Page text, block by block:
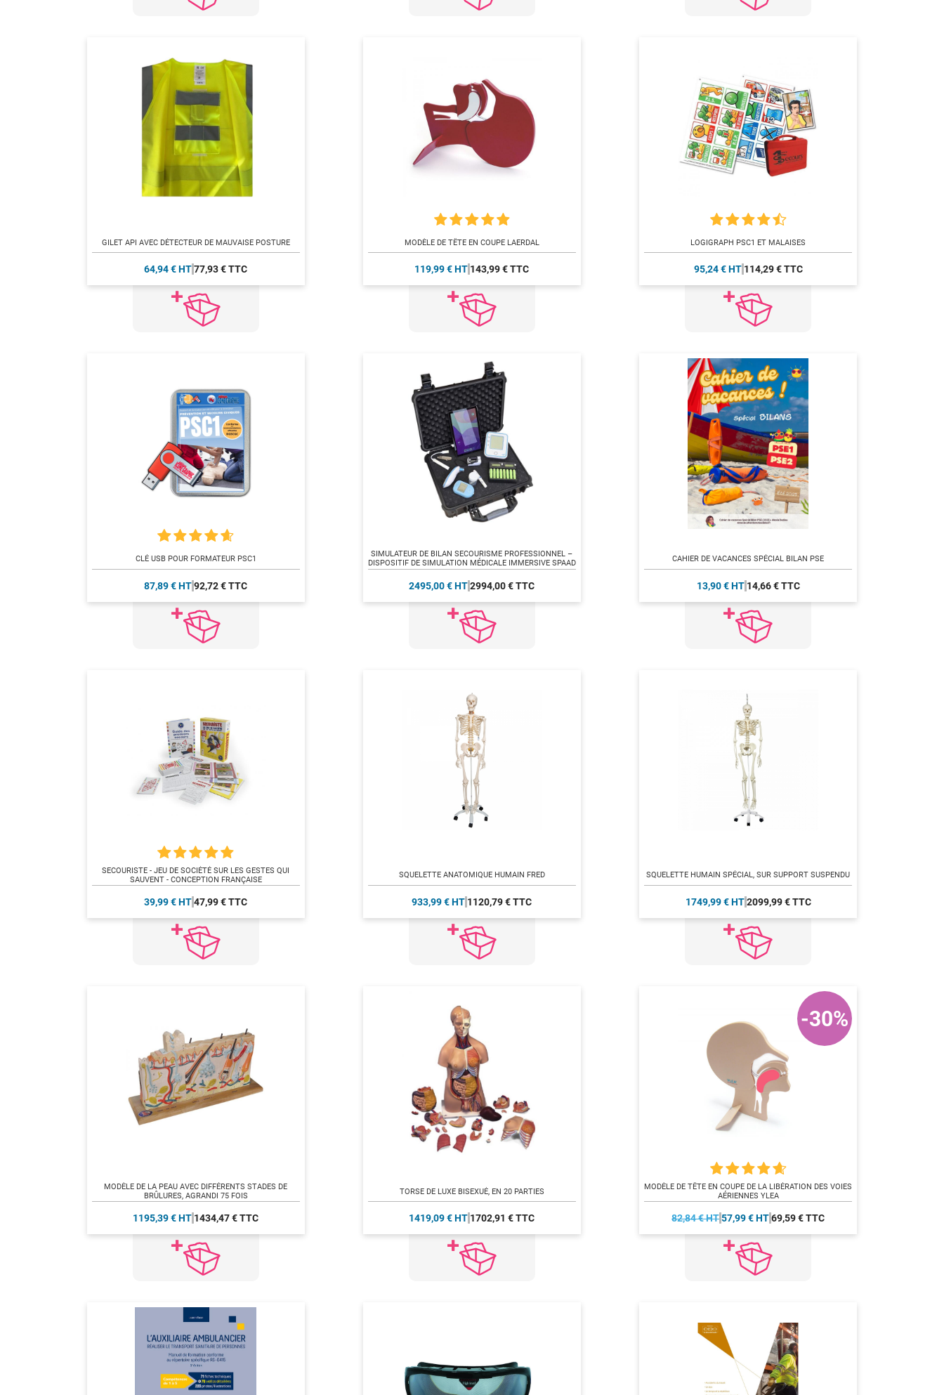
GILET API AVEC DÉTECTEUR DE MAUVAISE POSTURE
64,94 € HT77,93 € TTC
MODÈLE DE TÊTE EN COUPE LAERDAL
119,99 € HT 143,99 € TTC
LOGIGRAPH PSC1 ET MALAISES
95,24 € HT 114,29 € TTC
CLÉ USB POUR FORMATEUR PSC1
87,89 € HT92,72 € TTC
SIMULATEUR DE BILAN SECOURISME PROFESSIONNEL –
DISPOSITIF DE SIMULATION MÉDICALE IMMERSIVE SPAAD
2495,00 € HT 2994,00 € TTC
CAHIER DE VACANCES SPÉCIAL BILAN PSE
13,90 € HT 14,66 € TTC
SECOURISTE - JEU DE SOCIÉTÉ SUR LES GESTES QUI
SAUVENT - CONCEPTION FRANÇAISE
39,99 € HT47,99 € TTC
SQUELETTE ANATOMIQUE HUMAIN FRED
933,99 € HT 1120,79 € TTC
SQUELETTE HUMAIN SPÉCIAL, SUR SUPPORT SUSPENDU
1749,99 € HT2099,99 € TTC
MODÈLE DE LA PEAU AVEC DIFFÉRENTS STADES DE
BRÛLURES, AGRANDI 75 FOIS
1195,39 € HT 1434,47 € TTC
TORSE DE LUXE BISEXUÉ, EN 20 PARTIES
1419,09 € HT 1702,91 € TTC
MODÈLE DE TÊTE EN COUPE DE LA LIBÉRATION DES VOIES
AÉRIENNES YLEA
82,84 € HT 57,99 € HT 69,59 € TTC
-30%